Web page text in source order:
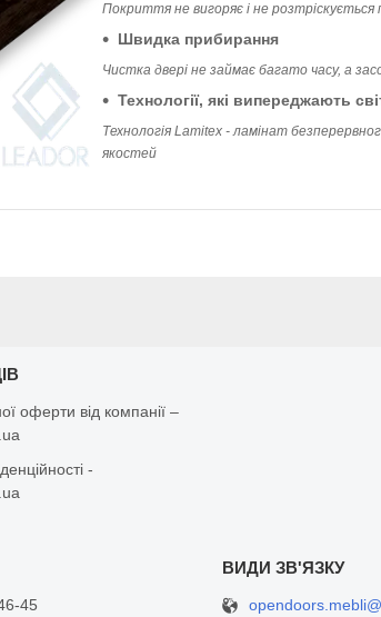
Покриття не вигоряє і не розтріскується
Швидка прибирання
Чистка двері не займає багато часу, а
Технології, які випереджають
Технологія Lamitex - ламінат
якостей
оферти від компанії –
-
45